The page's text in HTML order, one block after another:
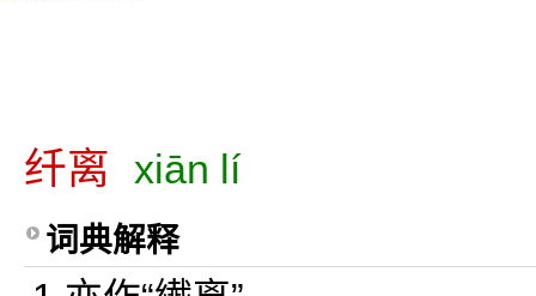
纤离 xiān lí
词典解释